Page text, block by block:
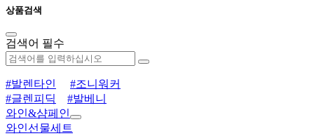
상품검색
검색어 필수
#발렌타인
#조니워커
#글렌피딕
#발베니
와인&샴페인
와인선물세트